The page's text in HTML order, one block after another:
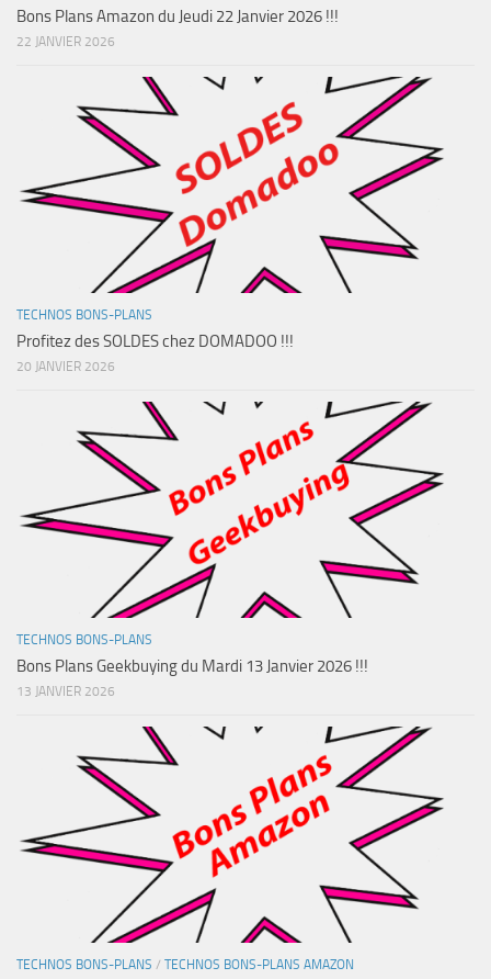
Bons Plans Amazon du Jeudi 22 Janvier 2026 !!!
22 JANVIER 2026
TECHNOS BONS-PLANS
Profitez des SOLDES chez DOMADOO !!!
20 JANVIER 2026
TECHNOS BONS-PLANS
Bons Plans Geekbuying du Mardi 13 Janvier 2026 !!!
13 JANVIER 2026
TECHNOS BONS-PLANS / TECHNOS BONS-PLANS AMAZON